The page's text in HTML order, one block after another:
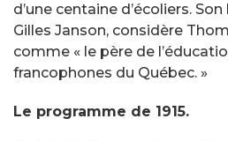
d’une centaine d’écoliers.
Gilles Janson, considère
comme « le père de
francophones du Québec. »
Le programme de 1915.